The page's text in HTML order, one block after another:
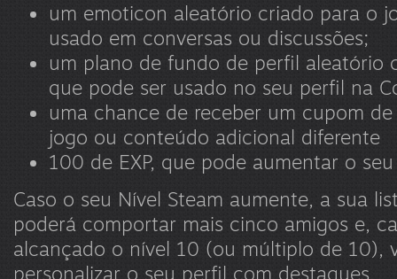
um emoticon aleatório criado para o
usado em conversas ou discussões;
um plano de fundo de perfil aleatório
que pode ser usado no seu perfil na
uma chance de receber um cupom
jogo ou conteúdo adicional diferente
100 de EXP, que pode aumentar o
Caso o seu Nível Steam aumente, a sua
poderá comportar mais cinco amigos e,
alcançado o nível 10 (ou múltiplo de 10),
personalizar o seu perfil com destaques.